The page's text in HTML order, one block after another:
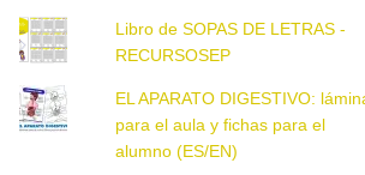
Libro de SOPAS DE LETRAS -
RECURSOSEP
EL APARATO DIGESTIVO:
para el aula y fichas para el
alumno (ES/EN)